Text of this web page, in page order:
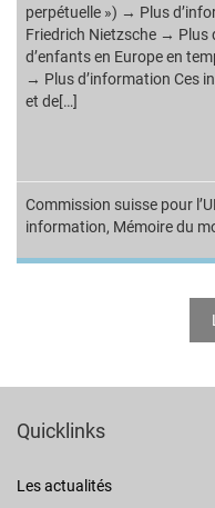
perpétuelle ») → Plus
Friedrich Nietzsche → Plus
d’enfants en Europe en
→ Plus d’information Ces
et de[…]
Commission suisse pour
information, Mémoire du
Quicklinks
Les actualités